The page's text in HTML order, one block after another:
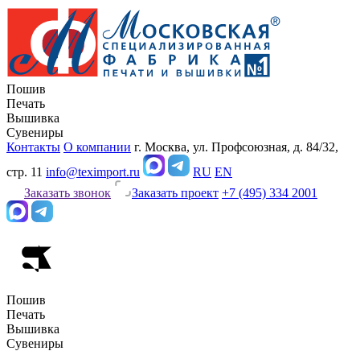
Пошив
Печать
Вышивка
Сувениры
Контакты О компании г. Москва, ул. Профсоюзная, д. 84/32,
стр. 11 info@teximport.ru RU EN
Заказать звонок
Заказать проект +7 (495) 334 2001
Пошив
Печать
Вышивка
Сувениры